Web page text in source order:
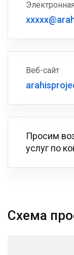
Веб-сайт
Просим
услуг по
Схема